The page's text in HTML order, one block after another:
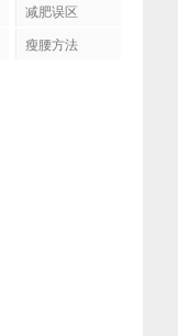
减肥误区
瘦腰方法